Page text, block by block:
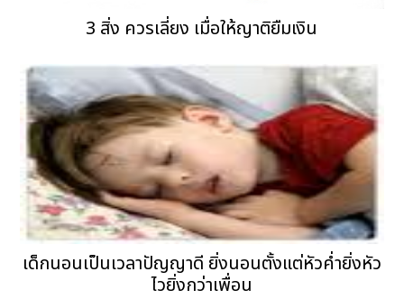
3 สิ่ง ควรเลี่ยง เมื่อให้ญาติยืมเงิน
เด็กนอนเป็นเวลาปัญญาดี ยิ่งนอนตั้งแต่หัวค่ำยิ่งหัว
ไวยิ่งกว่าเพื่อน